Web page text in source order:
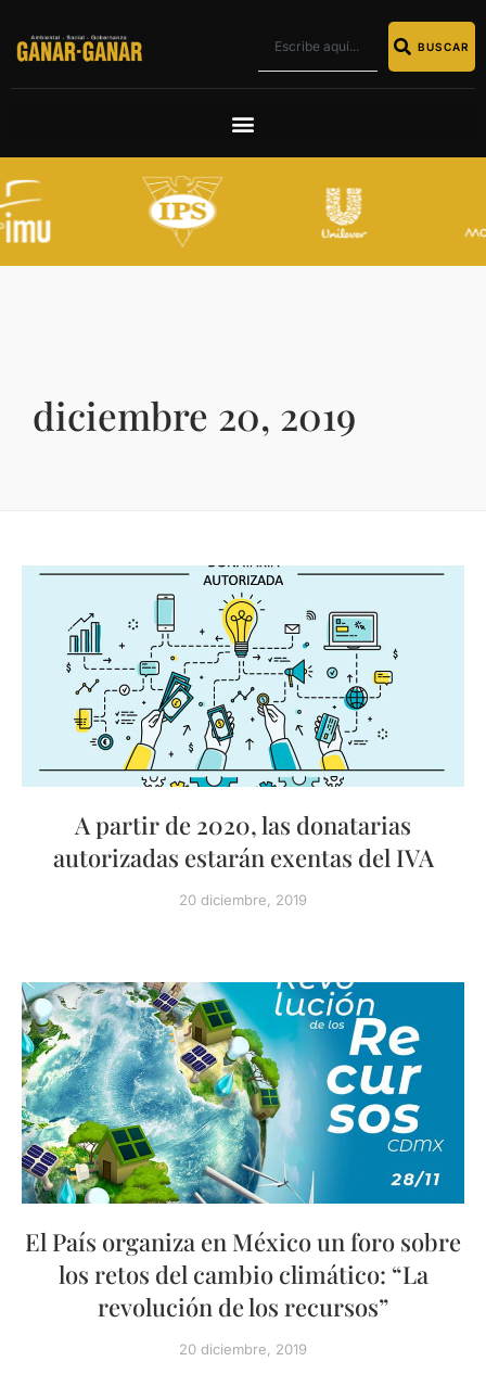
BUSCAR
diciembre 20, 2019
A partir de 2020, las donatarias
autorizadas estarán exentas del IVA
20 diciembre, 2019
El País organiza en México un foro sobre
los retos del cambio climático: “La
revolución de los recursos”
20 diciembre, 2019